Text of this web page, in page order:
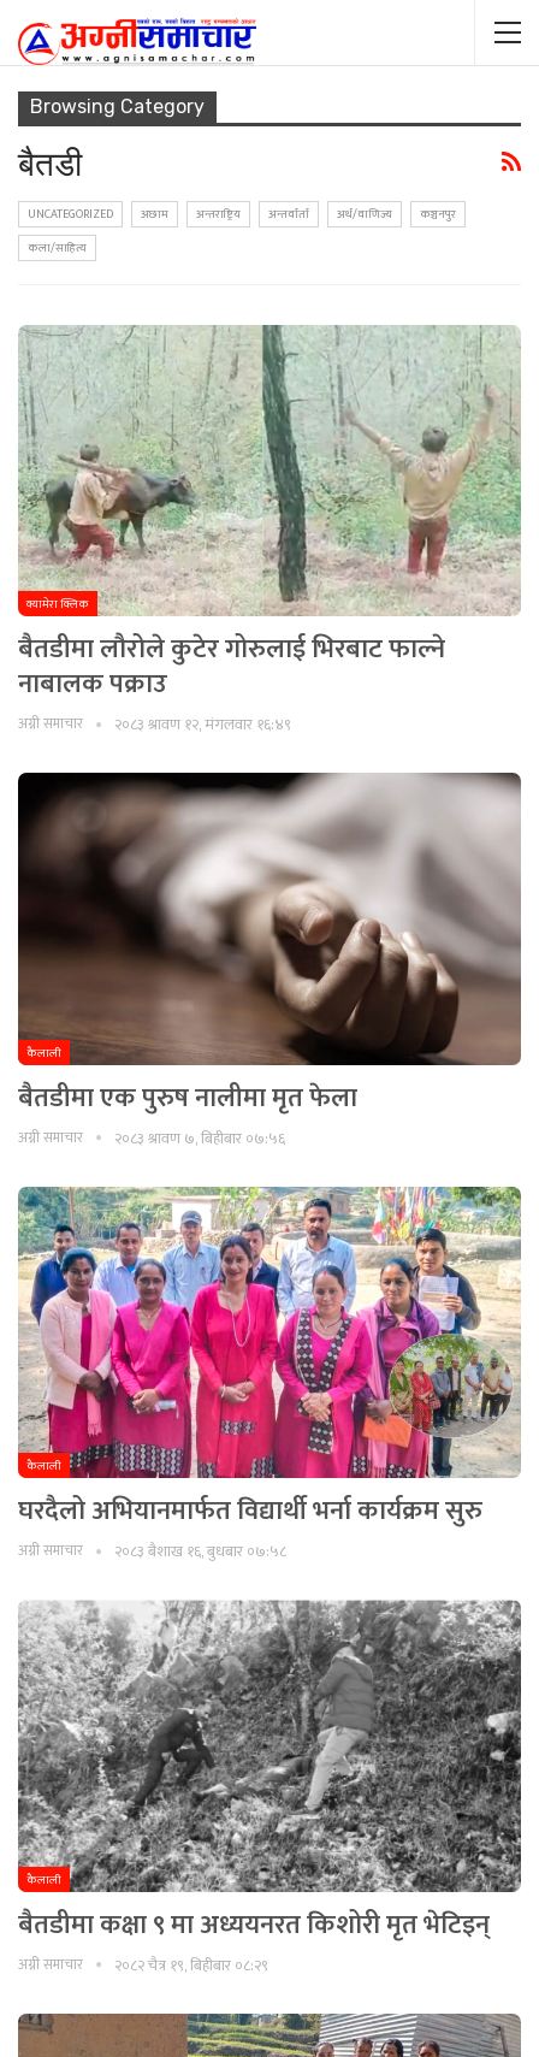
Browsing Category
बैतडी
UNCATEGORIZED अछाम अन्तराष्ट्रिय अन्तर्वार्ता अर्थ/वाणिज्य
कञ्चनपुर
कला/साहित्य
क्यामेरा क्लिक
बैतडीमा लौरोले कुटेर गोरुलाई भिरबाट फाल्ने
नाबालक पक्राउ
अग्नी समाचार २०८३ श्रावण १२, मंगलवार १६:४९
कैलाली
बैतडीमा एक पुरुष नालीमा मृत फेला
अग्नी समाचार २०८३ श्रावण ७, बिहीबार ०७:५६
कैलाली
घरदैलो अभियानमार्फत विद्यार्थी भर्ना कार्यक्रम सुरु
अग्नी समाचार २०८३ बैशाख १६, बुधबार ०७:५८
कैलाली
बैतडीमा कक्षा ९ मा अध्ययनरत किशोरी मृत भेटिइन्
अग्नी समाचार २०८२ चैत्र १९, बिहीबार ०८:२९